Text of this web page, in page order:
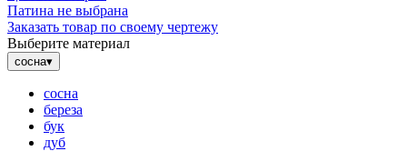
Патина не выбрана
Заказать товар по своему чертежу
Выберите материал
сосна▾
сосна
береза
бук
дуб